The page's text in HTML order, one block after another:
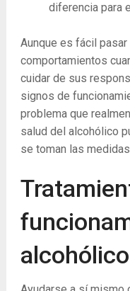
diferencia para
Aunque es fácil
comportamientos
cuidar de sus
signos de
problema que
salud del alcohólico
se toman las